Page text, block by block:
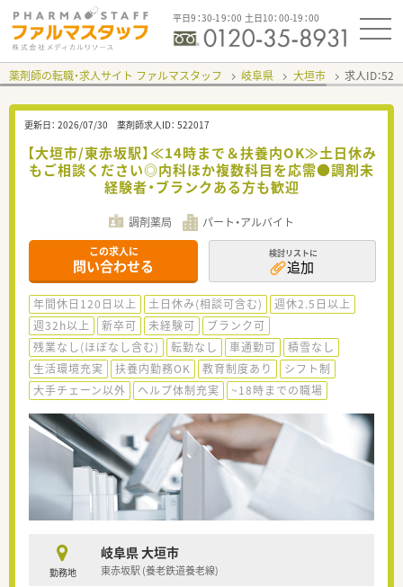
平日9：30-19：00 土日10：00-19：00
薬剤師の転職・求人サイト ファルマスタッフ 岐阜県 大垣市 求人ID：
更新日： 2026/07/30 薬剤師求人ID： 522017
【大垣市/東赤坂駅】≪14時まで＆扶養内OK≫土日休み
もご相談ください◎内科ほか複数科目を応需●調剤未
経験者・ブランクある方も歓迎
調剤薬局 パート・アルバイト
この求人に
問い合わせる
検討リストに
追加
年間休日120日以上 土日休み(相談可含む)
週休2.5日以上
週32h以上
新卒可 未経験可
ブランク可
残業なし(ほぼなし含む)
転勤なし 車通勤可
積雪なし
生活環境充実
扶養内勤務OK 教育制度あり
シフト制
大手チェーン以外
ヘルプ体制充実 ~18時までの職場
勤務地
岐阜県 大垣市
東赤坂駅 (養老鉄道養老線)